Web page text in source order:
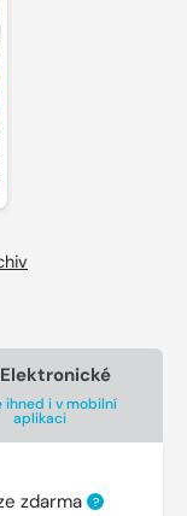
Elektronické
ihned i v mobilní
aplikaci
zdarma ?